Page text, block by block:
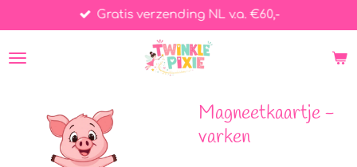
direct
naar
de
Gratis verzending NL v.a. €60,-
Magneetkaartje -
varken